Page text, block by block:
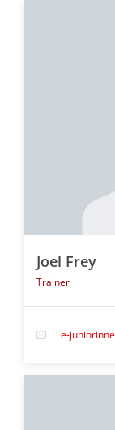
Joel Frey
Trainer
e-